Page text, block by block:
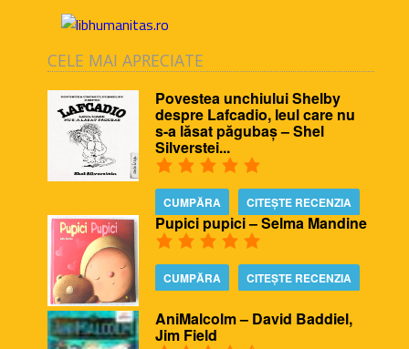
CELE MAI APRECIATE
Povestea unchiului Shelby
despre Lafcadio, leul care nu
s-a lăsat păgubaș – Shel
Silverstei...
CUMPĂRA CITEȘTE RECENZIA
Pupici pupici – Selma Mandine
CUMPĂRA CITEȘTE RECENZIA
AniMalcolm – David Baddiel,
Jim Field